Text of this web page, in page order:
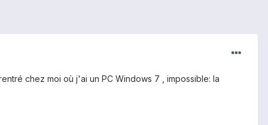
chez moi où j'ai un PC Windows 7 , impossible: la